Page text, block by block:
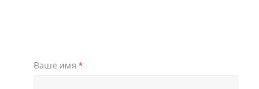
Ваше имя *